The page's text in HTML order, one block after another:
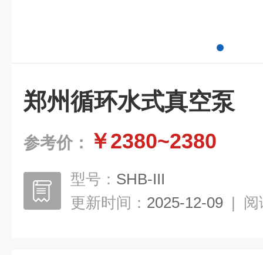
郑州循环水式真空泵
参考价： ￥2380~2380
型号： SHB-III
更新时间： 2025-12-09 | 阅